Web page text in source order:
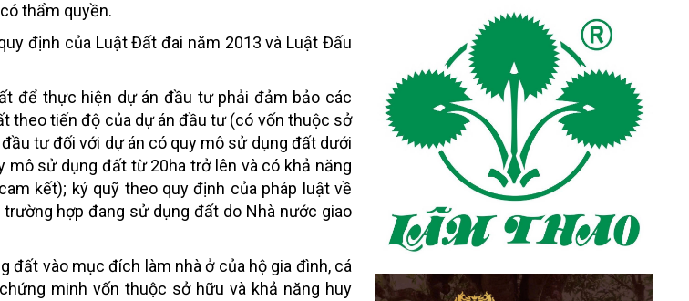
thẩm quyền.
định của Luật Đất đai năm 2013 và Luật Đấu
để thực hiện dự án đầu tư phải đảm bảo các
theo tiến độ của dự án đầu tư (có vốn thuộc sở
tư đối với dự án có quy mô sử dụng đất dưới
sử dụng đất từ 20ha trở lên và có khả năng
kết); ký quỹ theo quy định của pháp luật về
hợp đang sử dụng đất do Nhà nước giao
đất vào mục đích làm nhà ở của hộ gia đình, cá
minh vốn thuộc sở hữu và khả năng huy